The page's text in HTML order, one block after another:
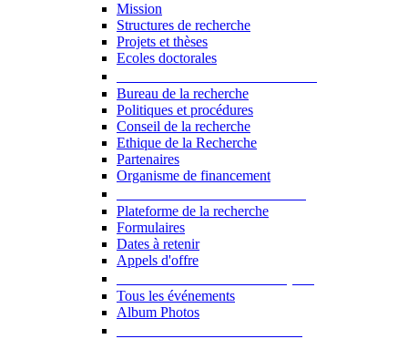
Mission
Structures de recherche
Projets et thèses
Ecoles doctorales
Bureau de la recherche
Politiques et procédures
Conseil de la recherche
Ethique de la Recherche
Partenaires
Organisme de financement
Plateforme de la recherche
Formulaires
Dates à retenir
Appels d'offre
Tous les événements
Album Photos